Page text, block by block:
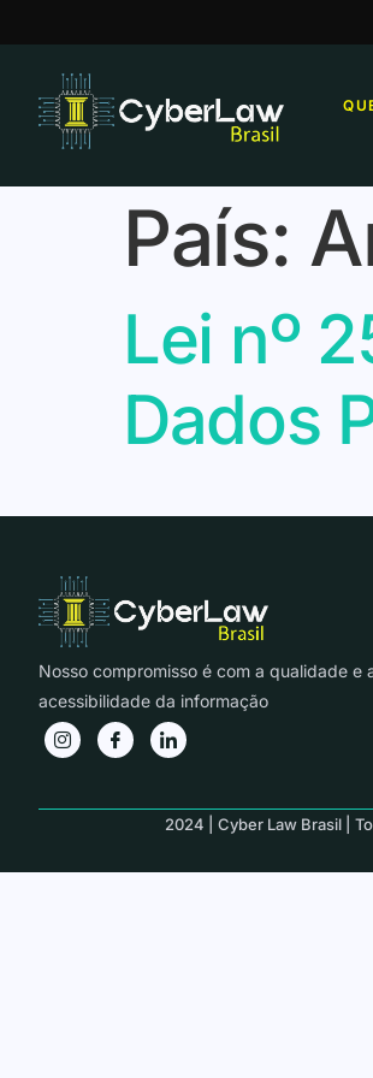
País:
Lei nº
Dados
Nosso compromisso é com a qualidade e
acessibilidade da informação
2024 | Cyber Law Brasil |